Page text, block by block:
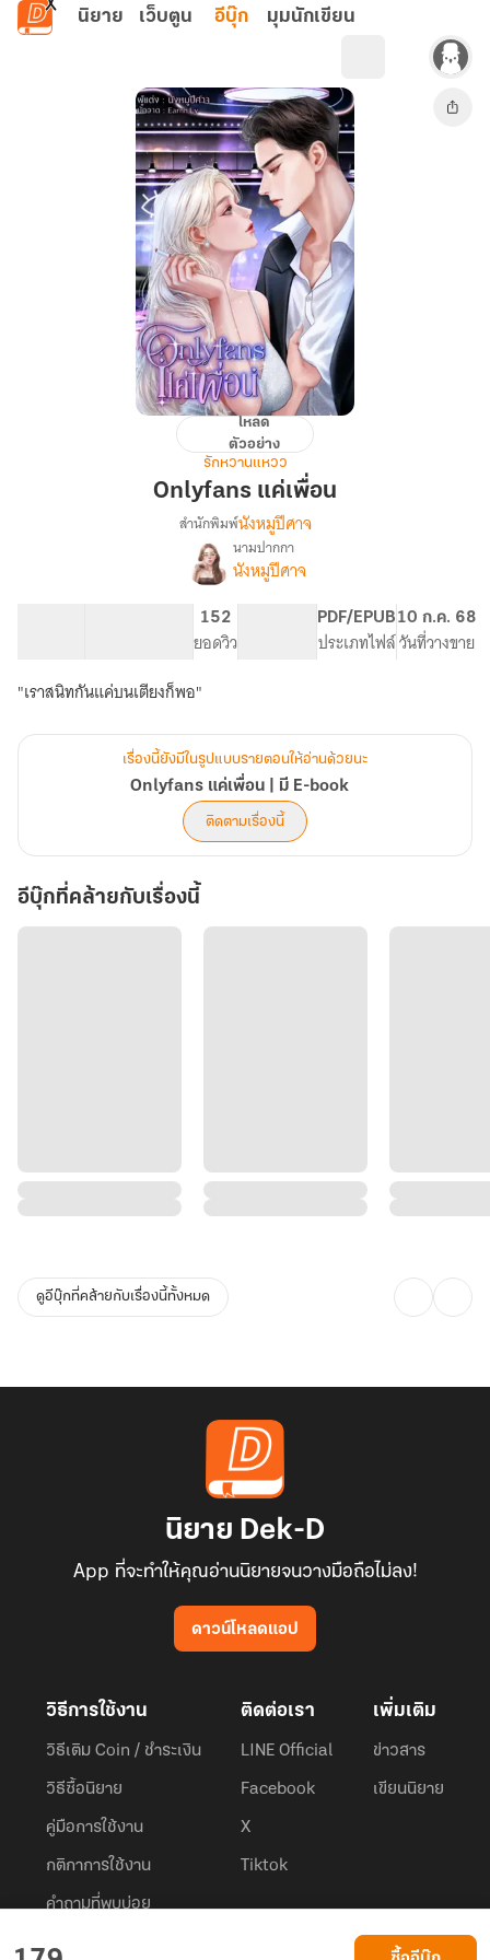
ข้ามไปยังเนื้อหาหลัก
นิยาย เว็บตูน อีบุ๊ก มุมนักเขียน
Onlyfans
เพื่อน
โหลด
ตัวอย่าง
รักหวานแหวว
Onlyfans แค่เพื่อน
เรื่องOnlyfans
แค่
สำนักพิมพ์นังหมูปีศาจ
นามปากกา
นังหมูปีศาจ
152
ยอดวิว
PDF/EPUB
ประเภทไฟล์
10 ก.ค. 68
วันที่วางขาย
"เราสนิทกันแค่บนเตียงก็พอ"
เรื่องนี้ยังมีในรูปแบบรายตอนให้อ่านด้วยนะ
Onlyfans แค่เพื่อน | มี E-book
ติดตามเรื่องนี้
อีบุ๊กที่คล้ายกับเรื่องนี้
ดูอีบุ๊กที่คล้ายกับเรื่องนี้ทั้งหมด
นิยาย Dek-D
App ที่จะทำให้คุณอ่านนิยายจนวางมือถือไม่ลง!
ดาวน์โหลดแอป
วิธีการใช้งาน
วิธีเติม Coin / ชำระเงิน
วิธีซื้อนิยาย
คู่มือการใช้งาน
กติกาการใช้งาน
คำถามที่พบบ่อย
ติดต่อเรา
LINE Official
Facebook
X
Tiktok
เพิ่มเติม
ข่าวสาร
เขียนนิยาย
Dek-D.com ใช้คุกกี้เพื่อพัฒนาประสบการณ์ของ ผู้ใช้ให้ดียิ่งขึ้น